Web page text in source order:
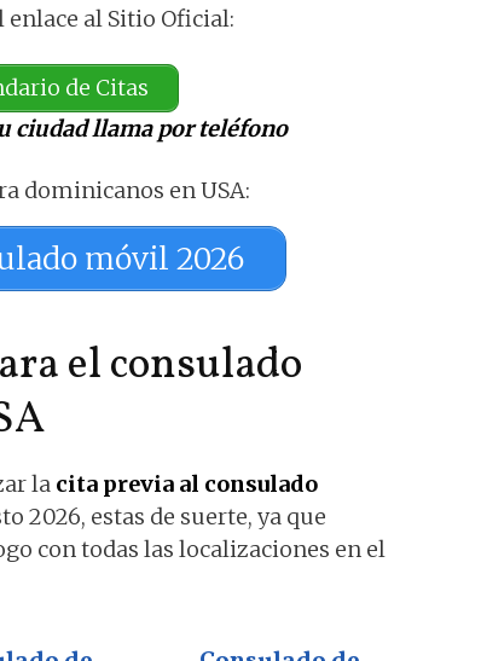
enlace al Sitio Oficial:
de Citas
ciudad llama por teléfono
dominicanos en USA:
móvil 2026
el consulado
la cita previa al consulado
2026, estas de suerte, ya que
con todas las localizaciones en el